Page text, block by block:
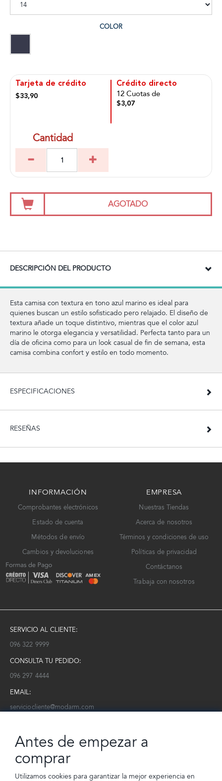
COLOR
Tarjeta de crédito
$33,90
Crédito directo
12 Cuotas de
$3,07
Cantidad
AGOTADO
DESCRIPCIÓN DEL PRODUCTO
Esta camisa con textura en tono azul marino es ideal para
quienes buscan un estilo sofisticado pero relajado. El diseño de
textura añade un toque distintivo, mientras que el color azul
marino le otorga elegancia y versatilidad. Perfecta tanto para un
día de oficina como para un look casual de fin de semana, esta
camisa combina confort y estilo en todo momento.
ESPECIFICACIONES
RESEÑAS
INFORMACIÓN
Comprobantes electrónicos
Estado de cuenta
Métodos de envío
Cambios y devoluciones
EMPRESA
Nuestras Tiendas
Acerca de nosotros
Términos y condiciones de uso
Políticas de privacidad
Contáctanos
Trabaja con nosotros
SERVICIO AL CLIENTE:
096 322 9999
CONSULTA TU PEDIDO:
096 297 4444
EMAIL:
serviciocliente@modarm.com
Conoce toda la información sobre últimas colecciones, eventos y
Subscríbete a nuestro newsletter
Antes de empezar a
comprar
Utilizamos cookies para garantizar la mejor experiencia en